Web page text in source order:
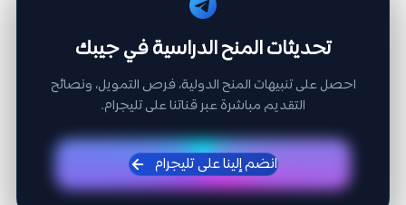
تحديثات المنح الدراسية في جيبك
احصل على تنبيهات المنح الدولية، فرص التمويل، ونصائح
التقديم مباشرة عبر قناتنا على تليجرام.
انضم إلينا على تليجرام